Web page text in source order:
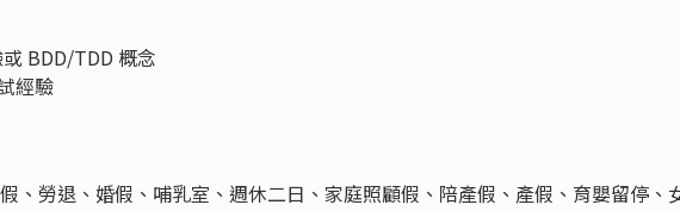
BDD/TDD 概念
經驗
、勞退、婚假、哺乳室、週休二日、家庭照顧假、陪產假、產假、育嬰留停、